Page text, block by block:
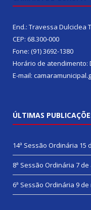
End.: Travessa Dulciclea
CEP: 68.300-000
Fone: (91) 3692-1380
Horário de atendimento:
E-mail:
ÚLTIMAS
14ª Sessão Ordinária 15
8ª Sessão Ordinária 7 de
6ª Sessão Ordinária 9 de